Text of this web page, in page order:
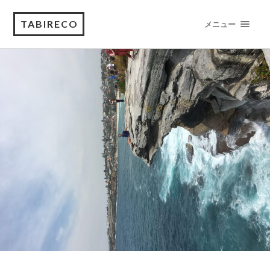
TABIRECO メニュー